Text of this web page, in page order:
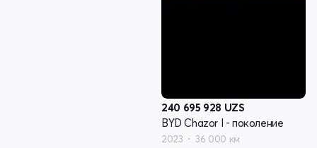
240 695 928 UZS
BYD Chazor I - поколение
2023 36 000 км